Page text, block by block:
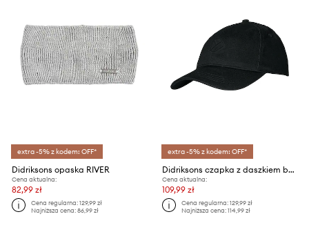
extra -5% z kodem: OFF*
Didriksons opaska RIVER
Cena aktualna:
82,99 zł
Cena regularna:129,99 zł
Najniższa cena:86,99 zł
extra -5% z kodem: OFF*
Didriksons czapka z daszkiem bawełniana DERIN
Cena aktualna:
109,99 zł
Cena regularna:129,99 zł
Najniższa cena:114,99 zł